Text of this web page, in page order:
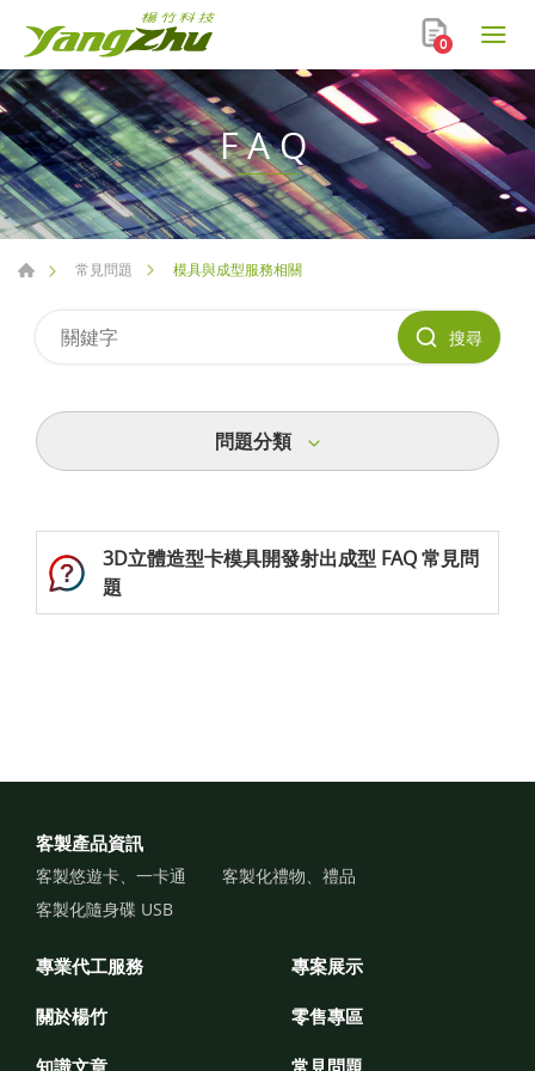
0
FAQ
常見問題 模具與成型服務相關
搜尋
問題分類
3D立體造型卡模具開發射出成型 FAQ 常見問
題
客製產品資訊
客製悠遊卡、一卡通
客製化禮物、禮品
客製化隨身碟 USB
專業代工服務 專案展示
關於楊竹 零售專區